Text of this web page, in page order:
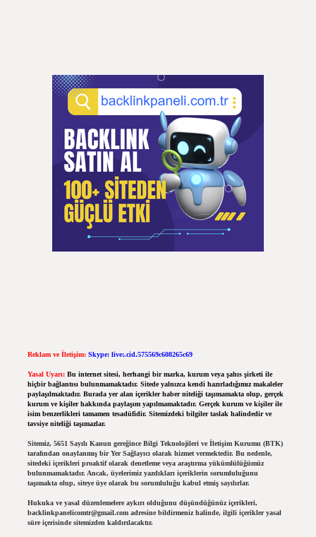
Reklam ve İletişim: Skype: live:.cid.575569c608265c69
Yasal Uyarı: Bu internet sitesi, herhangi bir marka, kurum veya şahıs şirketi ile
hiçbir bağlantısı bulunmamaktadır. Sitede yalnızca kendi hazırladığımız makaleler
paylaşılmaktadır. Burada yer alan içerikler haber niteliği taşımamakta olup, gerçek
kurum ve kişiler hakkında paylaşım yapılmamaktadır. Gerçek kurum ve kişiler ile
isim benzerlikleri tamamen tesadüfidir. Sitemizdeki bilgiler taslak halindedir ve
tavsiye niteliği taşımazlar.
Sitemiz, 5651 Sayılı Kanun gereğince Bilgi Teknolojileri ve İletişim Kurumu (BTK)
tarafından onaylanmış bir Yer Sağlayıcı olarak hizmet vermektedir. Bu nedenle,
sitedeki içerikleri proaktif olarak denetleme veya araştırma yükümlülüğümüz
bulunmamaktadır. Ancak, üyelerimiz yazdıkları içeriklerin sorumluluğunu
taşımakta olup, siteye üye olarak bu sorumluluğu kabul etmiş sayılırlar.
Hukuka ve yasal düzenlemelere aykırı olduğunu düşündüğünüz içerikleri,
backlinkpanelicomtr@gmail.comadresine bildirmeniz halinde, ilgili içerikler yasal
süre içerisinde sitemizden kaldırılacaktır.